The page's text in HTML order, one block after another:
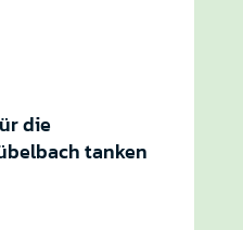
die
tanken